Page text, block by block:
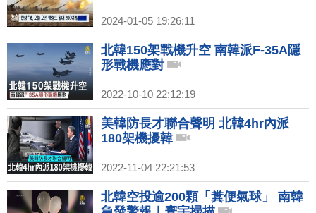
2024-01-05 19:26:11
北韓150架戰機升空 南韓派F-35A隱
形戰機應對
2022-10-10 22:12:19
美韓防長才聯合聲明 北韓4hr內派
180架機擾韓
2022-11-04 22:21:53
北韓空投逾200顆「糞便氣球」 南韓